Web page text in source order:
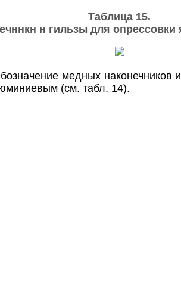
Таблица 15.
н гильзы для
медных наконечников
(см. табл. 14).